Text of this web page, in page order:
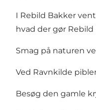
I Rebild Bakker
hvad der gør
Smag på naturen
Ved Ravnkilde
Besøg den gamle